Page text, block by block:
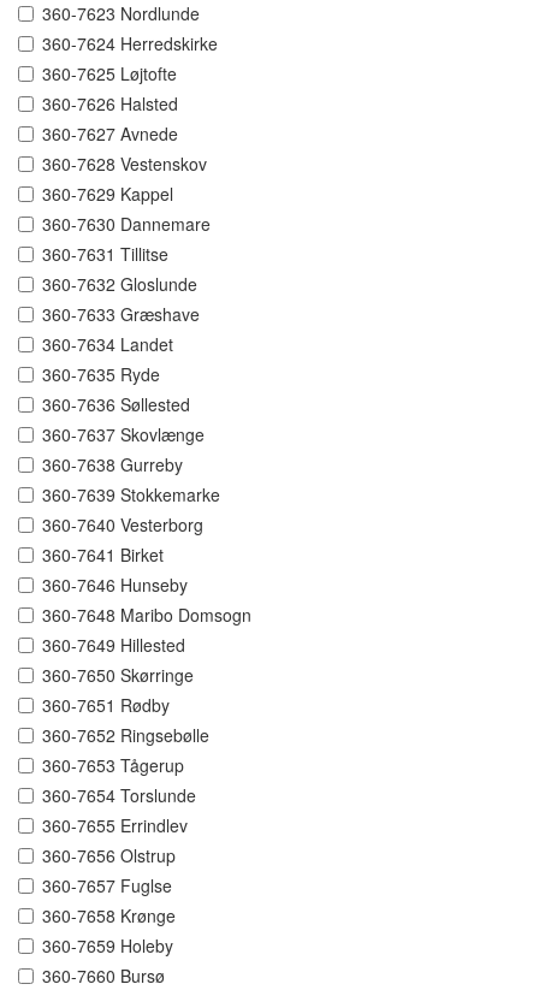
360-7623 Nordlunde
360-7624 Herredskirke
360-7625 Løjtofte
360-7626 Halsted
360-7627 Avnede
360-7628 Vestenskov
360-7629 Kappel
360-7630 Dannemare
360-7631 Tillitse
360-7632 Gloslunde
360-7633 Græshave
360-7634 Landet
360-7635 Ryde
360-7636 Søllested
360-7637 Skovlænge
360-7638 Gurreby
360-7639 Stokkemarke
360-7640 Vesterborg
360-7641 Birket
360-7646 Hunseby
360-7648 Maribo Domsogn
360-7649 Hillested
360-7650 Skørringe
360-7651 Rødby
360-7652 Ringsebølle
360-7653 Tågerup
360-7654 Torslunde
360-7655 Errindlev
360-7656 Olstrup
360-7657 Fuglse
360-7658 Krønge
360-7659 Holeby
360-7660 Bursø